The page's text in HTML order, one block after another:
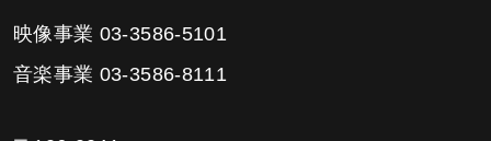
映像事業 03-3586-5101
音楽事業 03-3586-8111